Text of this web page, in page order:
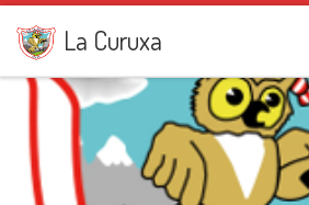
Saltar al contenido
La Curuxa